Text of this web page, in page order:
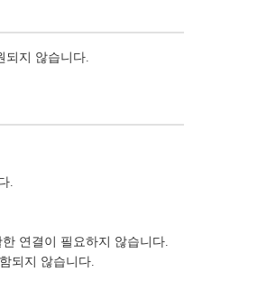
되지 않습니다.
.
연결이 필요하지 않습니다.
되지 않습니다.